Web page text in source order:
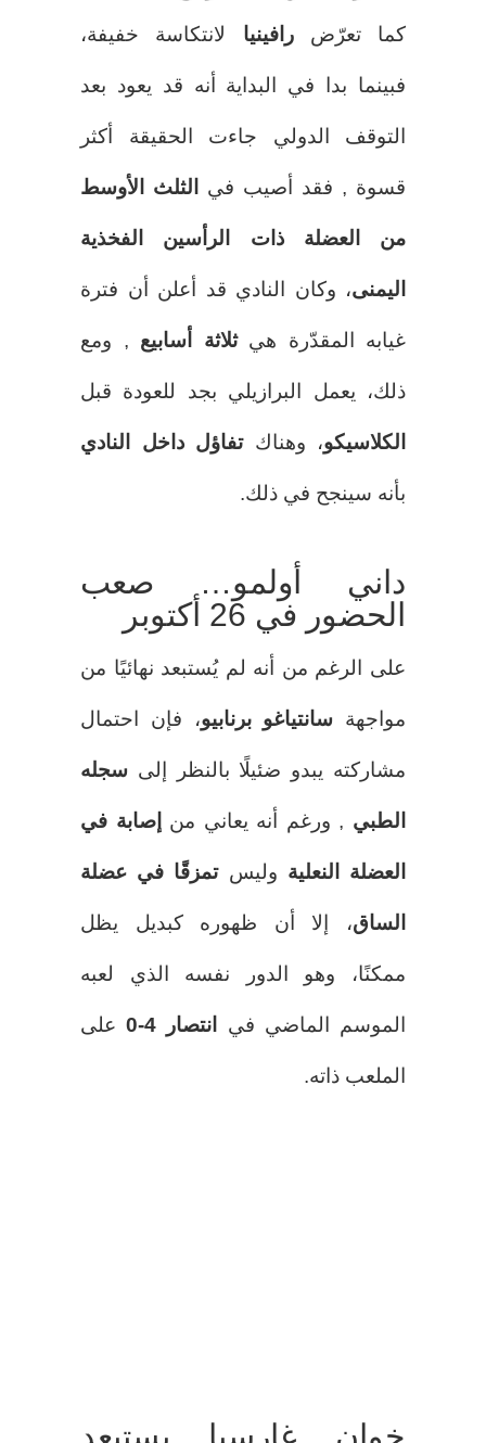
كما تعرّضرافينيا لانتكاسة خفيفة،
فبينما بدا في البداية أنه قد يعود بعد
التوقف الدولي جاءت الحقيقة أكثر
قسوة , فقد أصيب في الثلث الأوسط
من العضلة ذات الرأسين الفخذية
اليمنى، وكان النادي قد أعلن أن فترة
غيابه المقدّرة هيثلاثة أسابيع , ومع
ذلك، يعمل البرازيلي بجد للعودة قبل
الكلاسيكو، وهناكتفاؤل داخل النادي
بأنه سينجح في ذلك.
داني أولمو… صعب
الحضور في 26 أكتوبر
على الرغم من أنه لم يُستبعد نهائيًا من
مواجهة سانتياغو برنابيو، فإن احتمال
مشاركته يبدو ضئيلًا بالنظر إلى سجله
الطبي , ورغم أنه يعاني من إصابة في
العضلة النعلية وليستمزقًا في عضلة
الساق، إلا أن ظهوره كبديل يظل
ممكنًا، وهو الدور نفسه الذي لعبه
الموسم الماضي في انتصار 4-0 على
الملعب ذاته.
خوان غارسيا يستبعد